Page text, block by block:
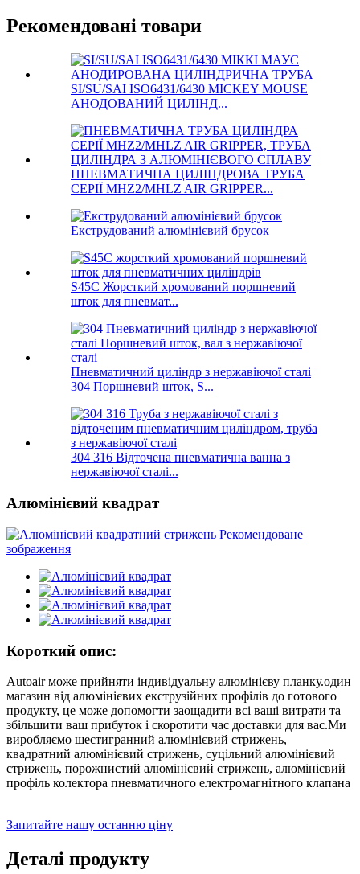
Рекомендовані товари
SI/SU/SAI ISO6431/6430 MICKEY MOUSE
АНОДОВАНИЙ ЦИЛІНД...
ПНЕВМАТИЧНА ЦИЛІНДРОВА ТРУБА
СЕРІЇ MHZ2/MHLZ AIR GRIPPER...
Екструдований алюмінієвий брусок
S45C Жорсткий хромований поршневий
шток для пневмат...
Пневматичний циліндр з нержавіючої сталі
304 Поршневий шток, S...
304 316 Відточена пневматична ванна з
нержавіючої сталі...
Алюмінієвий квадрат
Короткий опис:
Autoair може прийняти індивідуальну алюмінієву планку.один
магазин від алюмінієвих екструзійних профілів до готового
продукту, це може допомогти заощадити всі ваші витрати та
збільшити ваш прибуток і скоротити час доставки для вас.Ми
виробляємо шестигранний алюмінієвий стрижень,
квадратний алюмінієвий стрижень, суцільний алюмінієвий
стрижень, порожнистий алюмінієвий стрижень, алюмінієвий
профіль колектора пневматичного електромагнітного клапана
Запитайте нашу останню ціну
Деталі продукту